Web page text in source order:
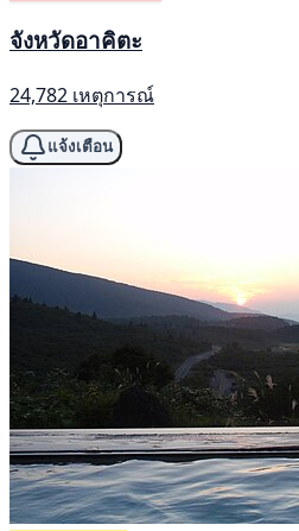
จังหวัดอาคิตะ
24,782 เหตุการณ์
แจ้งเตือน